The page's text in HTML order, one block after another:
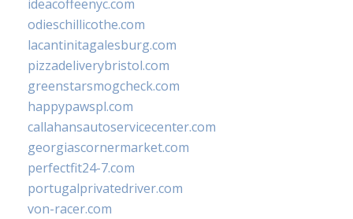
ideacoffeenyc.com
odieschillicothe.com
lacantinitagalesburg.com
pizzadeliverybristol.com
greenstarsmogcheck.com
happypawspl.com
callahansautoservicecenter.com
georgiascornermarket.com
perfectfit24-7.com
portugalprivatedriver.com
von-racer.com